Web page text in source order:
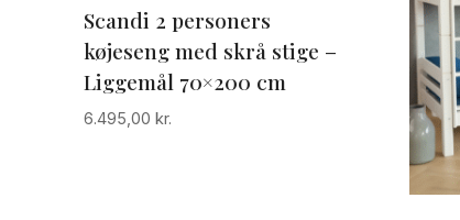
Scandi 2 personers
køjeseng med skrå stige –
Liggemål 70×200 cm
6.495,00 kr.